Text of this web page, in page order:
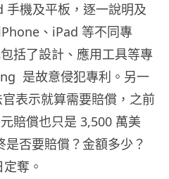
機及平板，逐一說明及
、iPad 等不同專
括了設計、應用工具等專
是故意侵犯專利。另一
表示就算需要賠償，之前
賠償也只是 3,500 萬美
否要賠償？金額多少？
奪。